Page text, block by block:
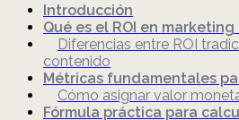
Introducción
Qué es el ROI en
Diferencias entre ROI
contenido
Métricas fundamentales
Cómo asignar valor
Fórmula práctica para